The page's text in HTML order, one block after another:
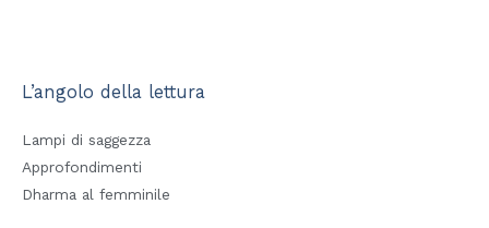
L’angolo della lettura
Lampi di saggezza
Approfondimenti
Dharma al femminile